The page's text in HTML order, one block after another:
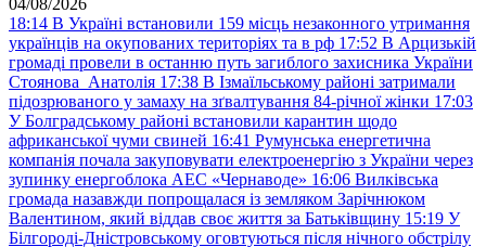
04/08/2026
18:14 В Україні встановили 159 місць незаконного утримання
українців на окупованих територіях та в рф 17:52 В Арцизькій
громаді провели в останню путь загиблого захисника України
Стоянова Анатолія 17:38 В Ізмаїльському районі затримали
підозрюваного у замаху на зґвалтування 84-річної жінки 17:03
У Болградському районі встановили карантин щодо
африканської чуми свиней 16:41 Румунська енергетична
компанія почала закуповувати електроенергію з України через
зупинку енергоблока АЕС «Чернаводе» 16:06 Вилківська
громада назавжди попрощалася із земляком Зарічнюком
Валентином, який віддав своє життя за Батьківщину 15:19 У
Білгороді-Дністровському оговтуються після нічного обстрілу